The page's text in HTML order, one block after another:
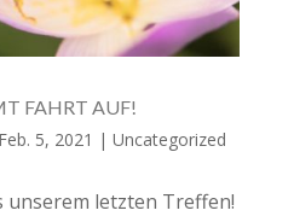
FAHRT AUF!
Feb. 5, 2021 | Uncategorized
unserem letzten Treffen!